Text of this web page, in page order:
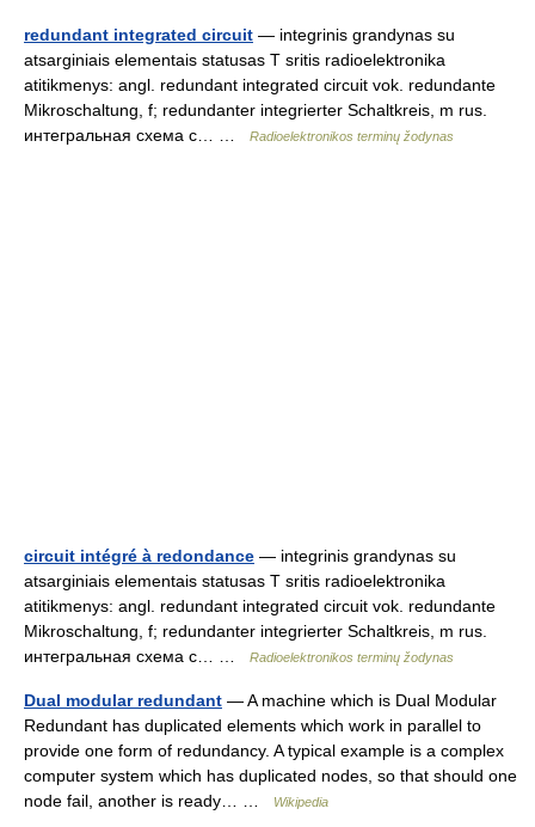
redundant integrated circuit — integrinis grandynas su
atsarginiais elementais statusas T sritis radioelektronika
atitikmenys: angl. redundant integrated circuit vok. redundante
Mikroschaltung, f; redundanter integrierter Schaltkreis, m rus.
интегральная схема с… …
Radioelektronikos terminų žodynas
circuit intégré à redondance — integrinis grandynas su
atsarginiais elementais statusas T sritis radioelektronika
atitikmenys: angl. redundant integrated circuit vok. redundante
Mikroschaltung, f; redundanter integrierter Schaltkreis, m rus.
интегральная схема с… …
Radioelektronikos terminų žodynas
Dual modular redundant — A machine which is Dual Modular
Redundant has duplicated elements which work in parallel to
provide one form of redundancy. A typical example is a complex
computer system which has duplicated nodes, so that should one
node fail, another is ready… …
Wikipedia